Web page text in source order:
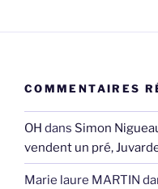
COMMENTAIRES
OH dans Simon
vendent un pré,
Marie laure MARTIN